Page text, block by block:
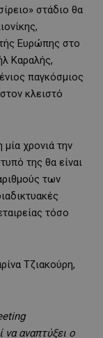
στάδιο θα
Ευρώπης στο
Καραλής,
παγκόσμιος
κλειστό
χρονιά την
της θα είναι
των
τόσο
Τζιακούρη,
να αναπτύξει ο